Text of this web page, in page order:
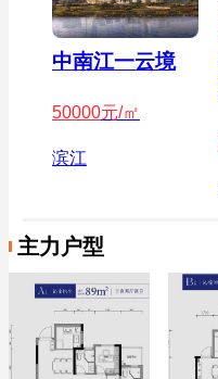
中南江一云境
50000元/㎡
滨江
主力户型